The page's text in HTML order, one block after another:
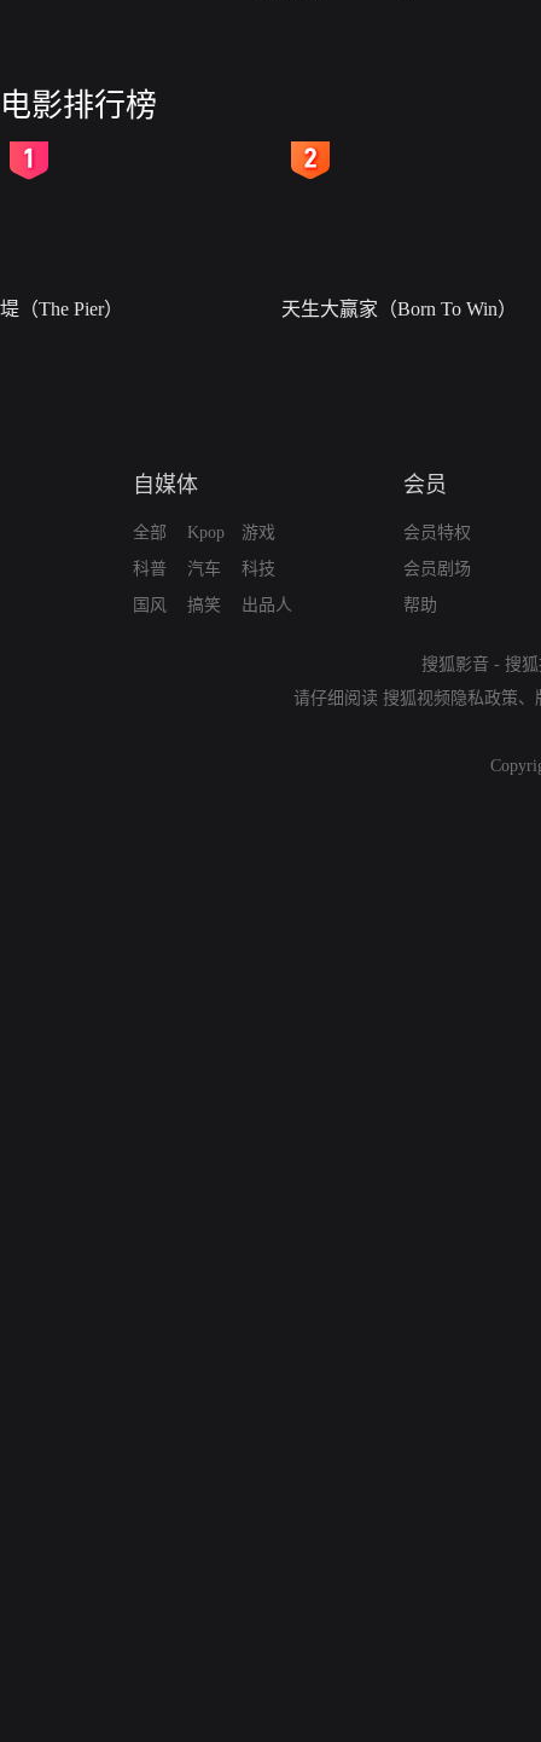
电影排行榜
堤（The Pier） 天生大赢家（Born To Win）
自媒体
全部
科普
国风
Kpop
汽车
搞笑
游戏
科技
出品人
会员
会员特权
会员剧场
帮助
搜狐影音 - 搜
请仔细阅读 搜狐视频隐私政策、